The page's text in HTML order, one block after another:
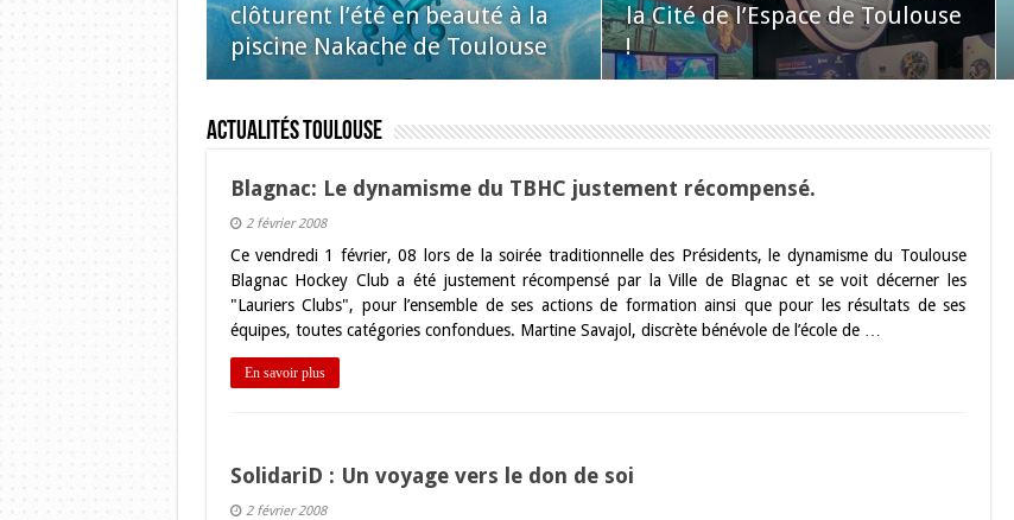
clôturent l’été en beauté à la
piscine Nakache de Toulouse
la Cité de l’Espace de Toulouse
!
Actualités Toulouse
Blagnac: Le dynamisme du TBHC justement récompensé.
2 février 2008
Ce vendredi 1 février, 08 lors de la soirée traditionnelle des Présidents, le dynamisme du Toulouse
Blagnac Hockey Club a été justement récompensé par la Ville de Blagnac et se voit décerner les
"Lauriers Clubs", pour l’ensemble de ses actions de formation ainsi que pour les résultats de ses
équipes, toutes catégories confondues. Martine Savajol, discrète bénévole de l’école de …
En savoir plus
SolidariD : Un voyage vers le don de soi
2 février 2008